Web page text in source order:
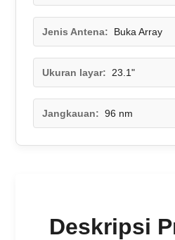
Jenis Antena: Buka Array
Ukuran layar: 23.1"
Jangkauan: 96 nm
Deskripsi